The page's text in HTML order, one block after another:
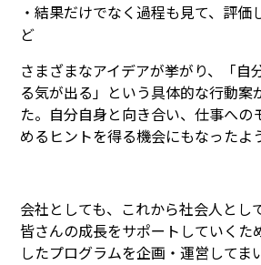
・結果だけでなく過程も見て、評
ど
さまざまなアイデアが挙がり、「自
る気が出る」という具体的な行動案
た。自分自身と向き合い、仕事への
めるヒントを得る機会にもなったよ
会社としても、これから社会人とし
皆さんの成長をサポートしていくた
したプログラムを企画・運営してま